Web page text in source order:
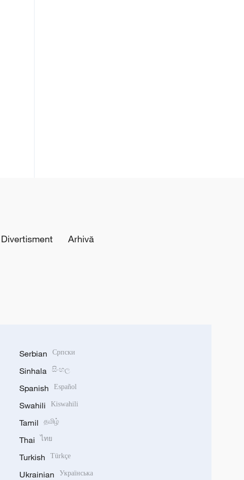
Divertisment Arhivă
Serbian Српски
Sinhala සිංහල
Spanish Español
Swahili Kiswahili
Tamil தமிழ்
Thai ไทย
Turkish Türkçe
Ukrainian Українська